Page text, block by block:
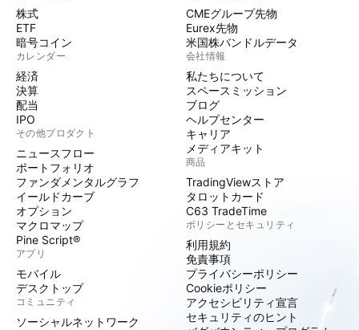
株式
ETF
暗号コイン
カレンダー
経済
決算
配当
IPO
その他プロダクト
ニュースフロー
ポートフォリオ
ファンダメンタルグラフ
イールドカーブ
オプション
マクロマップ
Pine Script®
アプリ
モバイル
デスクトップ
コミュニティ
ソーシャルネットワーク
CMEグループ先物
Eurex先物
米国株バンドルデータ
会社情報
私たちについて
スペースミッション
ブログ
ヘルプセンター
キャリア
メディアキット
商品
TradingViewストア
タロットカード
C63 TradeTime
ポリシーとセキュリティ
利用規約
免責事項
プライバシーポリシー
Cookieポリシー
アクセシビリティ宣言
セキュリティのヒント